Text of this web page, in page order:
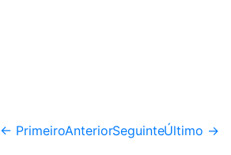
← PrimeiroAnteriorSeguinteÚltimo →